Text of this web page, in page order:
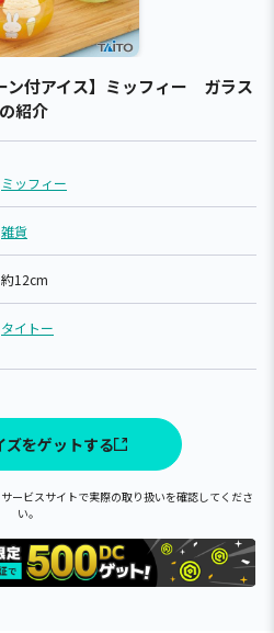
ン付アイス】ミッフィー ガラス
紹介
ミッフィー
雑貨
約12cm
タイトー
ズをゲットする
ービスサイトで実際の取り扱いを確認してくださ
い。